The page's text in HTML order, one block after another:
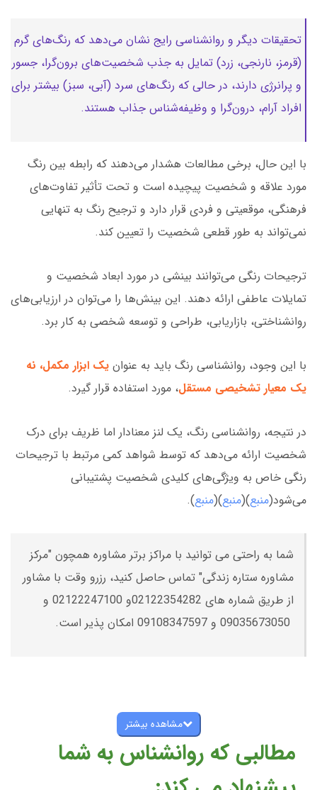
تحقیقات دیگر و روانشناسی رایج نشان می‌دهد که رنگ‌های گرم
(قرمز، نارنجی، زرد) تمایل به جذب شخصیت‌های برون‌گرا، جسور
و پرانرژی دارند، در حالی که رنگ‌های سرد (آبی، سبز) بیشتر برای
افراد آرام، درون‌گرا و وظیفه‌شناس جذاب هستند.
با این حال، برخی مطالعات هشدار می‌دهند که رابطه بین رنگ
مورد علاقه و شخصیت پیچیده است و تحت تأثیر تفاوت‌های
فرهنگی، موقعیتی و فردی قرار دارد و ترجیح رنگ به تنهایی
نمی‌تواند به طور قطعی شخصیت را تعیین کند.
ترجیحات رنگی می‌توانند بینشی در مورد ابعاد شخصیت و
تمایلات عاطفی ارائه دهند. این بینش‌ها را می‌توان در ارزیابی‌های
روانشناختی، بازاریابی، طراحی و توسعه شخصی به کار برد.
با این وجود، روانشناسی رنگ باید به عنوان یک ابزار مکمل، نه
یک معیار تشخیصی مستقل، مورد استفاده قرار گیرد.
در نتیجه، روانشناسی رنگ، یک لنز معنادار اما ظریف برای درک
شخصیت ارائه می‌دهد که توسط شواهد کمی مرتبط با ترجیحات
رنگی خاص به ویژگی‌های کلیدی شخصیت پشتیبانی
می‌شود(منبع)(منبع)(منبع).
شما به راحتی می توانید با مراکز برتر مشاوره همچون "مرکز
مشاوره ستاره زندگی" تماس حاصل کنید، رزرو وقت با مشاور
از طریق شماره های 02122354282و 02122247100 و
مشاهده بیشتر
مطالبی که روانشناس به شما